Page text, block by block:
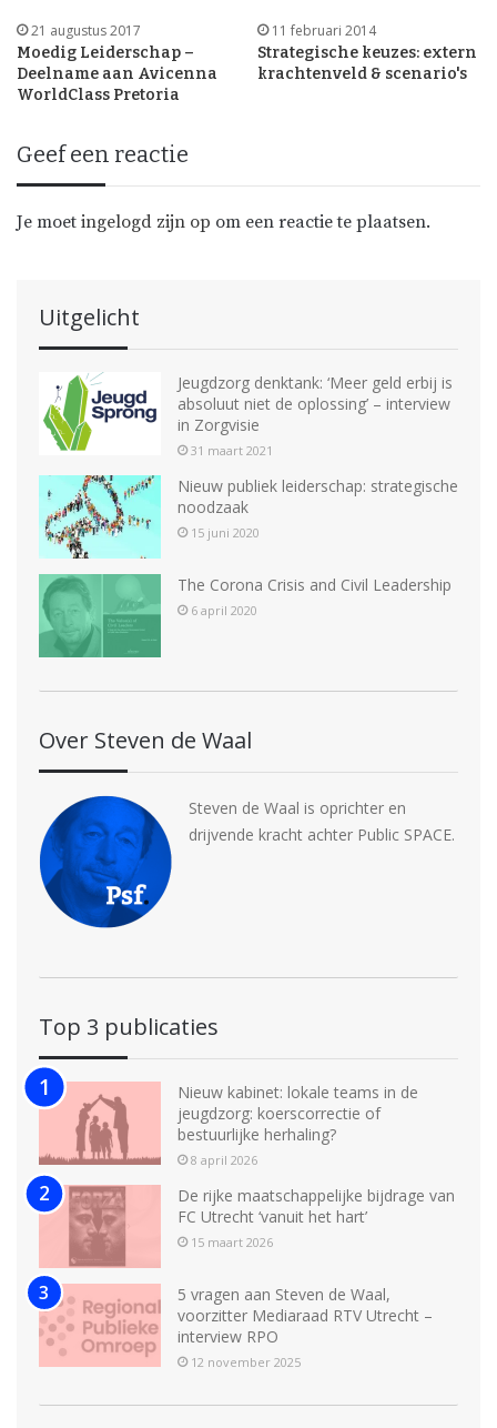
21 augustus 2017
Moedig Leiderschap –
Deelname aan Avicenna
WorldClass Pretoria
11 februari 2014
Strategische keuzes: extern
krachtenveld & scenario's
Geef een reactie
Je moet ingelogd zijn op om een reactie te plaatsen.
Uitgelicht
Jeugdzorg denktank: ‘Meer geld erbij is
absoluut niet de oplossing’ – interview
in Zorgvisie
31 maart 2021
Nieuw publiek leiderschap: strategische
noodzaak
15 juni 2020
The Corona Crisis and Civil Leadership
6 april 2020
Over Steven de Waal
Steven de Waal is oprichter en
drijvende kracht achter Public SPACE.
Top 3 publicaties
Nieuw kabinet: lokale teams in de
jeugdzorg: koerscorrectie of
bestuurlijke herhaling?
8 april 2026
De rijke maatschappelijke bijdrage van
FC Utrecht ‘vanuit het hart’
15 maart 2026
5 vragen aan Steven de Waal,
voorzitter Mediaraad RTV Utrecht –
interview RPO
12 november 2025